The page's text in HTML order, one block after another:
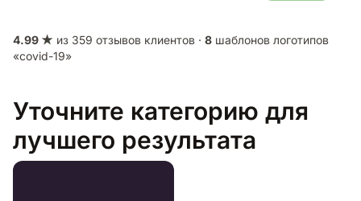
4.99 ★ из 359 отзывов клиентов · 8 шаблонов логотипов
«covid-19»
Уточните категорию для
лучшего результата